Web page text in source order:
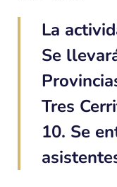
La
Se
Tres
10. Se